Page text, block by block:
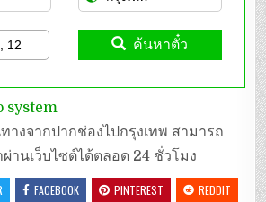
12 ค้นหาตั๋ว
system
างจากปากช่องไปกรุงเทพ สามารถ
านเว็บไซต์ได้ตลอด 24 ชั่วโมง
FACEBOOK PINTEREST
REDDIT